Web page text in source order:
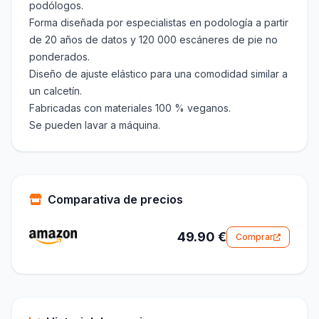
podólogos.
Forma diseñada por especialistas en podología a partir
de 20 años de datos y 120 000 escáneres de pie no
ponderados.
Diseño de ajuste elástico para una comodidad similar a
un calcetín.
Fabricadas con materiales 100 % veganos.
Se pueden lavar a máquina.
Comparativa de precios
49.90 € Comprar